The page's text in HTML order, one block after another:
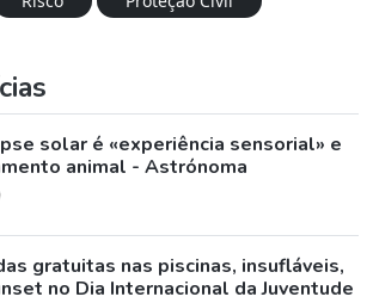
solar é «experiência sensorial» e
animal - Astrónoma
gratuitas nas piscinas, insufláveis,
no Dia Internacional da Juventude